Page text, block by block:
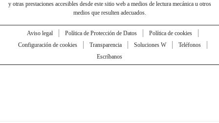
y otras prestaciones accesibles desde este sitio web a medios de lectura mecánica u otros
medios que resulten adecuados.
Aviso legal Política de Protección de Datos
Política de cookies
Configuración de cookies
Transparencia Soluciones W
Teléfonos
Escríbanos